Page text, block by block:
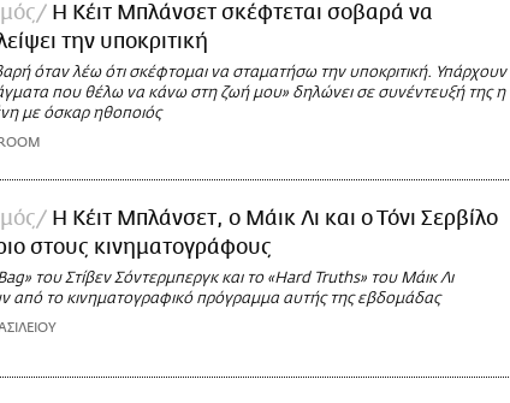
Η Κέιτ Μπλάνσετ σκέφτεται σοβαρά να
την υποκριτική
όταν λέω ότι σκέφτομαι να σταματήσω την υποκριτική. Υπάρχουν
που θέλω να κάνω στη ζωή μου» δηλώνει σε συνέντευξή της η
με όσκαρ ηθοποιός
Η Κέιτ Μπλάνσετ, ο Μάικ Λι και ο Τόνι Σερβίλο
στους κινηματογράφους
του Στίβεν Σόντερμπεργκ και το «Hard Truths» του Μάικ Λι
από το κινηματογραφικό πρόγραμμα αυτής της εβδομάδας